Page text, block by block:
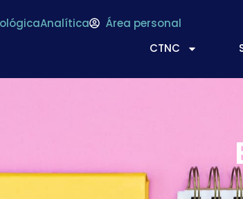
Analítica
Área personal
CTNC